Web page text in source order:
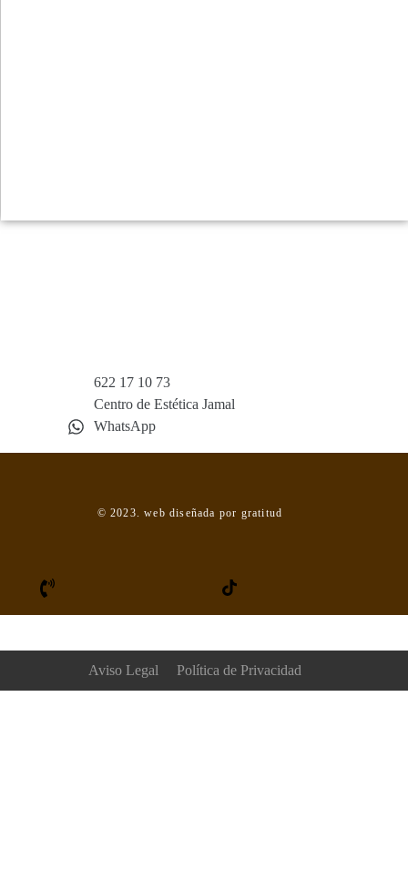
622 17 10 73
Centro de Estética Jamal
WhatsApp
© 2023. web diseñada por gratitud
Aviso Legal Política de Privacidad